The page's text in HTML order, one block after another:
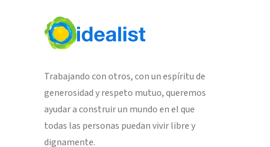
Trabajando con otros, con un espíritu de
generosidad y respeto mutuo, queremos
ayudar a construir un mundo en el que
todas las personas puedan vivir libre y
dignamente.